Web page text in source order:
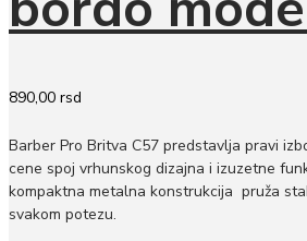
890,00 rsd
Barber Pro Britva C57 predstavlja pravi
cene spoj vrhunskog dizajna i izuzetne
kompaktna metalna konstrukcija pruža
svakom potezu.